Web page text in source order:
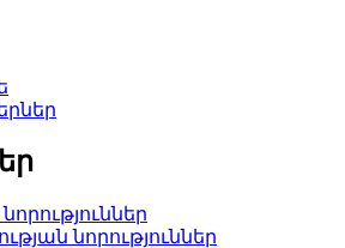
նորություններ